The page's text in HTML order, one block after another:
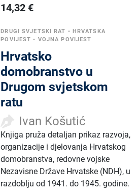
14,32 €
DRUGI SVJETSKI RAT • HRVATSKA
POVIJEST • VOJNA POVIJEST
Hrvatsko
domobranstvo u
Drugom svjetskom
ratu
Ivan Košutić
Knjiga pruža detaljan prikaz razvoja,
organizacije i djelovanja Hrvatskog
domobranstva, redovne vojske
Nezavisne Države Hrvatske (NDH), u
razdoblju od 1941. do 1945. godine.